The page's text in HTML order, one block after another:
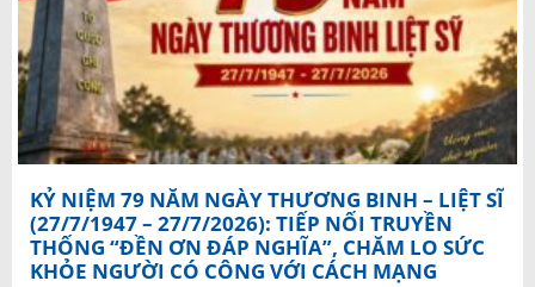
KỶ NIỆM 79 NĂM NGÀY THƯƠNG BINH – LIỆT SĨ
(27/7/1947 – 27/7/2026): TIẾP NỐI TRUYỀN
THỐNG “ĐỀN ƠN ĐÁP NGHĨA”, CHĂM LO SỨC
KHỎE NGƯỜI CÓ CÔNG VỚI CÁCH MẠNG